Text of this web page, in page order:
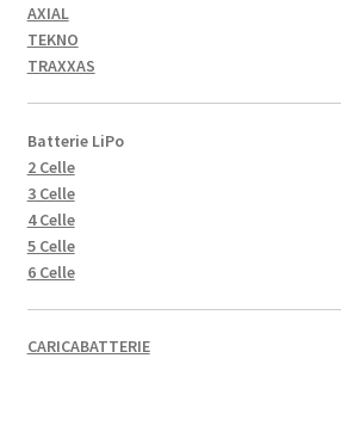
AXIAL
TEKNO
TRAXXAS
Batterie LiPo
2 Celle
3 Celle
4 Celle
5 Celle
6 Celle
CARICABATTERIE